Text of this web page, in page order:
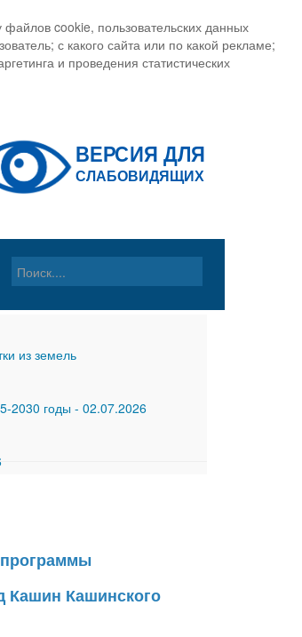
cookie, пользовательских данных
с какого сайта или по какой рекламе;
и проведения статистических
из земель
2030 годы - 02.07.2026
Кашин Кашинского